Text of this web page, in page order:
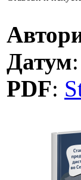
Датум
PDF: